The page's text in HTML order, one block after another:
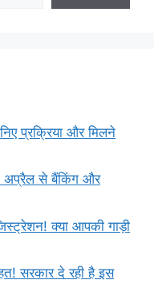
प्रक्रिया और मिलने
अप्रैल से बैंकिंग और
क्या आपकी गाड़ी
सरकार दे रही है इस